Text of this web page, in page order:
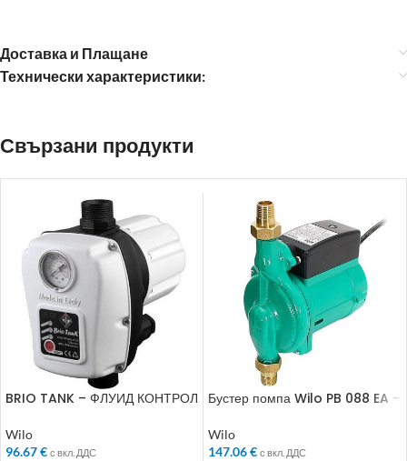
Доставка и Плащане
Технически характеристики:
Свързани продукти
BRIO TANK – ФЛУИД КОНТРОЛ
Wilo
96.67€ с вкл. ДДС
Бустер помпа Wilo PB 088 EA –
налягане
Wilo
147.06€ с вкл. ДДС